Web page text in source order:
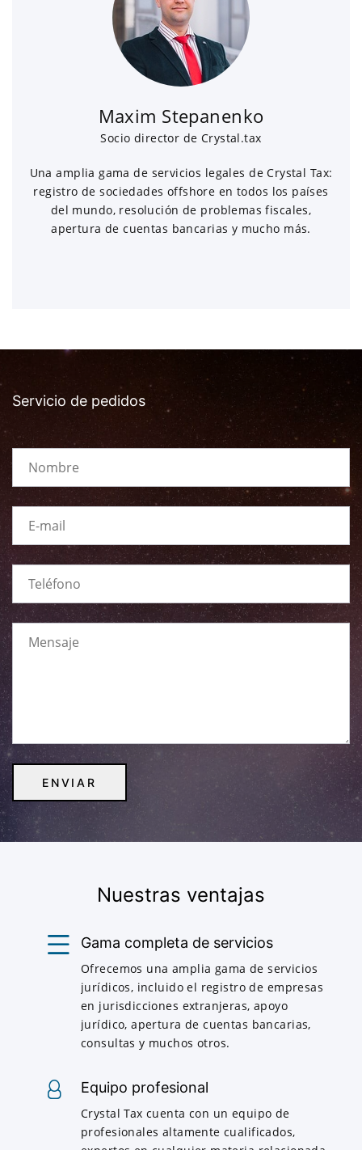
Maxim Stepanenko
Socio director de Crystal.tax
Una amplia gama de servicios legales de Crystal Tax:
registro de sociedades offshore en todos los países
del mundo, resolución de problemas fiscales,
apertura de cuentas bancarias y mucho más.
Servicio de pedidos
Nuestras ventajas
Gama completa de servicios
Ofrecemos una amplia gama de servicios
jurídicos, incluido el registro de empresas
en jurisdicciones extranjeras, apoyo
jurídico, apertura de cuentas bancarias,
consultas y muchos otros.
Equipo profesional
Crystal Tax cuenta con un equipo de
profesionales altamente cualificados,